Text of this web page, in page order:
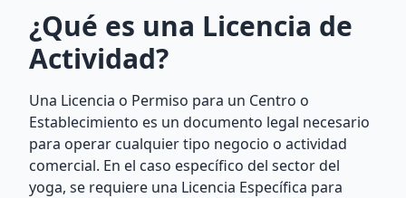
¿Qué es una Licencia de
Actividad?
Una Licencia o Permiso para un Centro o
Establecimiento es un documento legal necesario
para operar cualquier tipo negocio o actividad
comercial. En el caso específico del sector del
yoga, se requiere una Licencia Específica para